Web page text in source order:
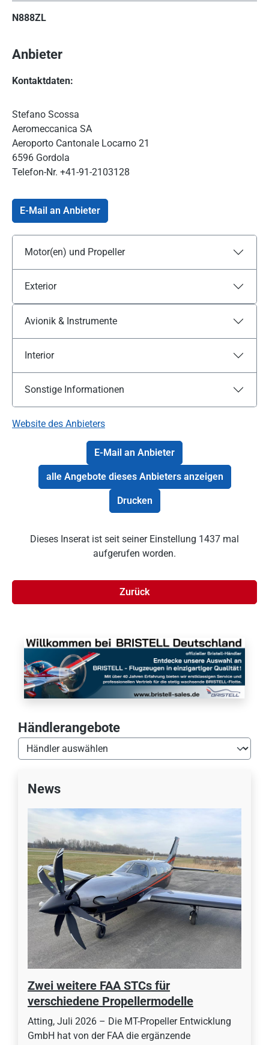
Händlerangebote
News
Zwei weitere FAA STCs für
verschiedene Propellermodelle
Atting, Juli 2026 – Die MT-Propeller Entwicklung
GmbH hat von der FAA die ergänzende
N888ZL
Anbieter
Kontaktdaten:
Stefano Scossa
Aeromeccanica SA
Aeroporto Cantonale Locarno 21
6596 Gordola
Telefon-Nr. +41-91-2103128
E-Mail an Anbieter
Motor(en) und Propeller
Exterior
Avionik & Instrumente
Interior
Sonstige Informationen
Website des Anbieters
E-Mail an Anbieter
alle Angebote dieses Anbieters anzeigen
Drucken
Dieses Inserat ist seit seiner Einstellung 1437 mal
aufgerufen worden.
Zurück